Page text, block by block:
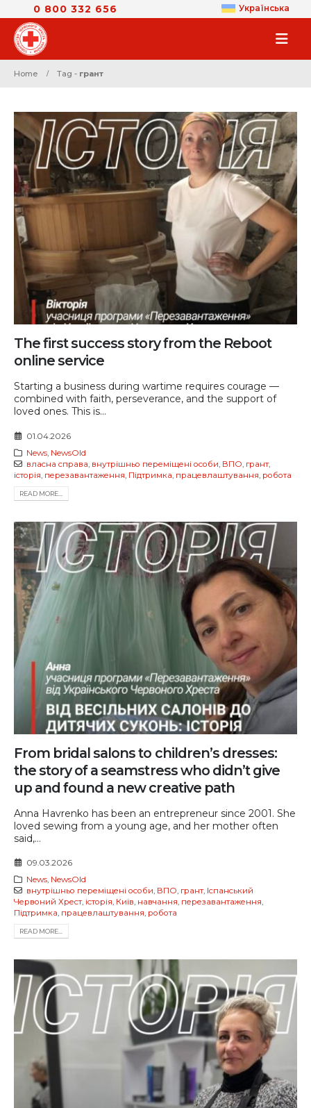
0 800 332 656 Українська
Home Tag - грант
The first success story from the Reboot
online service
Starting a business during wartime requires courage —
combined with faith, perseverance, and the support of
loved ones. This is...
01.04.2026
News, NewsOld
власна справа внутрішньо переміщені особи ВПО грант,
історія перезавантаження Підтримка працевлаштування робота
READ MORE...
From bridal salons to children’s dresses:
the story of a seamstress who didn’t give
up and found a new creative path
Anna Havrenko has been an entrepreneur since 2001. She
loved sewing from a young age, and her mother often
said,...
09.03.2026
News, NewsOld
внутрішньо переміщені особи, ВПО, грант, Іспанський
Червоний Хрест, історія, Київ, навчання, перезавантаження,
Підтримка, працевлаштування, робота
READ MORE...